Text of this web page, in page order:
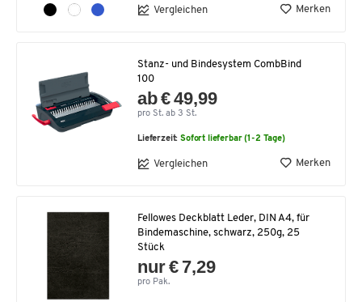
Vergleichen Merken
Stanz- und Bindesystem CombBind
100
ab € 49,99
pro St. ab 3 St.
Lieferzeit:Sofort lieferbar (1-2 Tage)
Vergleichen Merken
Fellowes Deckblatt Leder, DIN A4, für
Bindemaschine, schwarz, 250g, 25
Stück
nur € 7,29
pro Pak.